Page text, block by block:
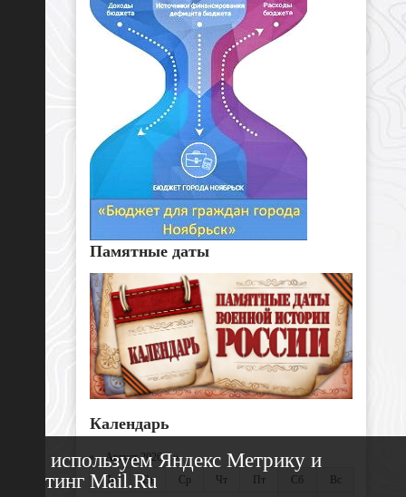
Памятные даты
Календарь
«Август 2026 »
Пн
Вт Ср Чт Пт Сб
Вс
Мы используем Яндекс Метрику и
Рейтинг Mail.Ru